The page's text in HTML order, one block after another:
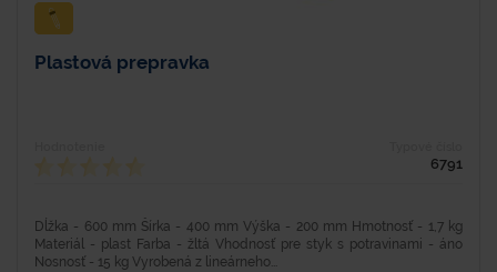
Plastová prepravka
6791
Dĺžka - 600 mm Šírka - 400 mm Výška - 200 mm Hmotnosť - 1,7 kg
Materiál - plast Farba - žltá Vhodnosť pre styk s potravinami - áno
Nosnosť - 15 kg Vyrobená z lineárneho...